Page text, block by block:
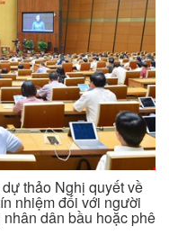
thảo Nghị quyết về
nhiệm đối với người
dân bầu hoặc phê